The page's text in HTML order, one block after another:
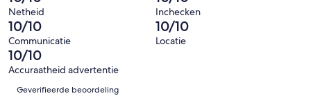
1
beoordelingen
van
1
beoordelingen
Ontzettend
slecht.
0
van
1
beoordelingen
Netheid Inchecken
10/10
Communicatie
10/10
Locatie
10/10
Accuraatheid advertentie
Beoordelingen
Geverifieerde beoordeling